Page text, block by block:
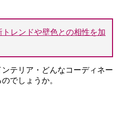
レンドや壁色との相性を加
テリア・どんなコーディネー
でしょうか。